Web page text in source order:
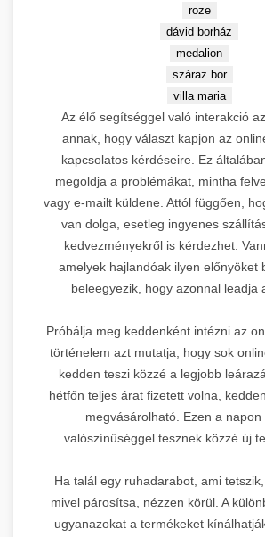
Budapest Kft.
intelligencia alapú
megoldásokkal. AI-
Domain Rating:43 |
AI linképítés
4.
RothCreative AI
megoldások
Partnerek (DR 15-
5.
🇦🇹
SEO Agentur
Leírás:Osztrák SEO
bécsben, AI-alapú
Prémium linképítési
szolgáltatások
specializálódva.
Domain Rating:23 |Piac:
nyelvterület
🔒
Kela
roze
dávid borház
medalion
száraz bor
villa maria
Az élő segítséggel való interakció
annak, hogy választ kapjon az
kapcsolatos kérdéseire. Ez
megoldja a problémákat, mintha
vagy e-mailt küldene. Attól függően,
van dolga, esetleg ingyenes
kedvezményekről is kérdezhet.
amelyek hajlandóak ilyen előnyöket
beleegyezik, hogy azonnal leadja
Próbálja meg keddenként intézni az
történelem azt mutatja, hogy sok
kedden teszi közzé a legjobb
hétfőn teljes árat fizetett volna,
megvásárolható. Ezen a napon
valószínűséggel tesznek közzé új
Ha talál egy ruhadarabot, ami
mivel párosítsa, nézzen körül. A
ugyanazokat a termékeket